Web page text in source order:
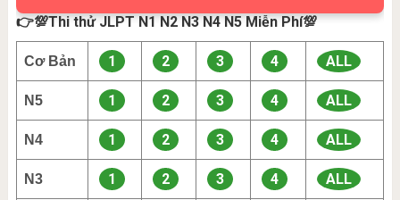
👉💯Thi thử JLPT N1 N2 N3 N4 N5 Miễn Phí💯
Cơ Bản 1 2 3 4 ALL
N5 1 2 3 4 ALL
N4 1 2 3 4 ALL
N3 1 2 3 4 ALL